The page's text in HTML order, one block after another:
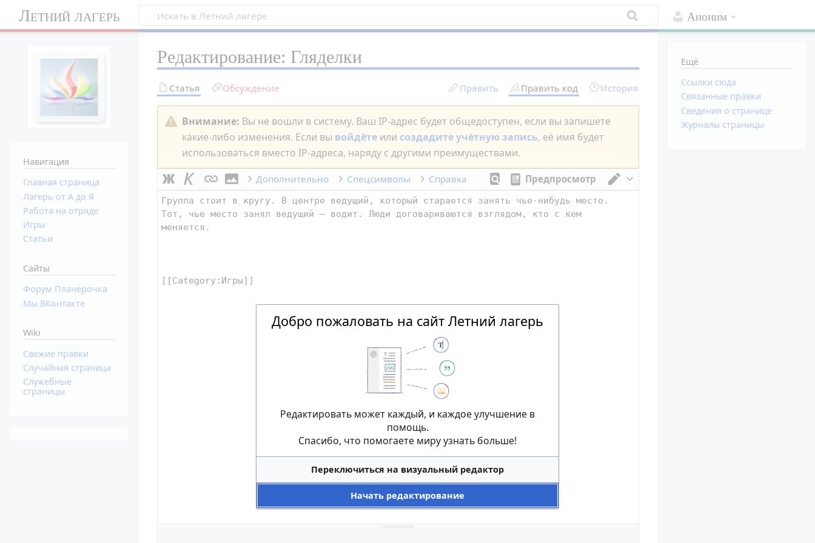
Аноним
Летний лагерь
Редактирование: Гляделки
Статья Обсуждение Править Править код История
Внимание: Вы не вошли в систему. Ваш IP-адрес будет общедоступен, если вы запишете
какие-либо изменения. Если вы войдёте или создадите учётную запись, её имя будет
использоваться вместо IP-адреса, наряду с другими преимуществами.
Предпросмотр
Переключить редактор
Дополнительно Спецсимволы Справка
Навигация
Главная страница
Лагерь от А до Я
Работа на отряде
Игры
Статьи
Сайты
Форум Планерочка
Мы ВКонтакте
Wiki
Свежие правки
Случайная страница
Служебные
страницы
Ещё
Ссылки сюда
Связанные правки
Сведения о странице
Журналы страницы
Добро пожаловать на сайт Летний лагерь
Редактировать может каждый, и каждое улучшение в
помощь.
Спасибо, что помогаете миру узнать больше!
Переключиться на визуальный редактор
Начать редактирование